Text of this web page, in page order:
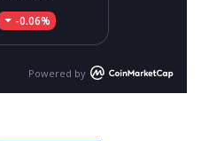
-0.06%
Powered by